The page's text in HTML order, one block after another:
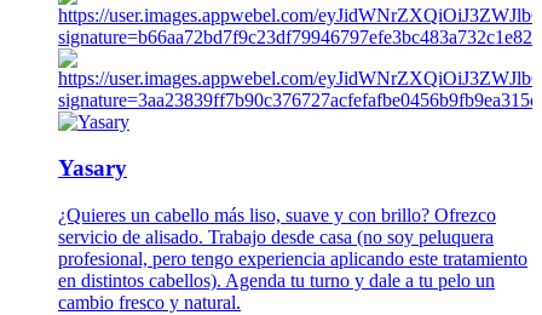
Yasary
¿Quieres un cabello más liso, suave y con brillo? Ofrezco
servicio de alisado. Trabajo desde casa (no soy peluquera
profesional, pero tengo experiencia aplicando este tratamiento
en distintos cabellos). Agenda tu turno y dale a tu pelo un
cambio fresco y natural.